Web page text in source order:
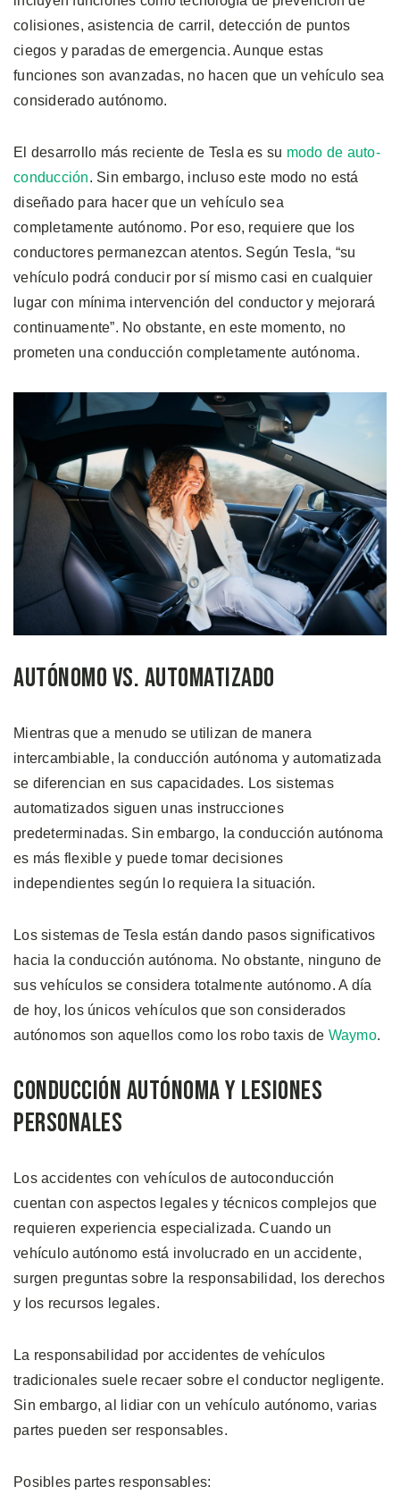
colisiones, asistencia de carril, detección de puntos
ciegos y paradas de emergencia. Aunque estas
funciones son avanzadas, no hacen que un vehículo sea
considerado autónomo.
El desarrollo más reciente de Tesla es su modo de auto-
conducción. Sin embargo, incluso este modo no está
diseñado para hacer que un vehículo sea
completamente autónomo. Por eso, requiere que los
conductores permanezcan atentos. Según Tesla, “su
vehículo podrá conducir por sí mismo casi en cualquier
lugar con mínima intervención del conductor y mejorará
continuamente”. No obstante, en este momento, no
prometen una conducción completamente autónoma.
Autónomo vs. Automatizado
Mientras que a menudo se utilizan de manera
intercambiable, la conducción autónoma y automatizada
se diferencian en sus capacidades. Los sistemas
automatizados siguen unas instrucciones
predeterminadas. Sin embargo, la conducción autónoma
es más flexible y puede tomar decisiones
independientes según lo requiera la situación.
Los sistemas de Tesla están dando pasos significativos
hacia la conducción autónoma. No obstante, ninguno de
sus vehículos se considera totalmente autónomo. A día
de hoy, los únicos vehículos que son considerados
autónomos son aquellos como los robo taxis de Waymo.
Conducción Autónoma y Lesiones
Personales
Los accidentes con vehículos de autoconducción
cuentan con aspectos legales y técnicos complejos que
requieren experiencia especializada. Cuando un
vehículo autónomo está involucrado en un accidente,
surgen preguntas sobre la responsabilidad, los derechos
y los recursos legales.
La responsabilidad por accidentes de vehículos
tradicionales suele recaer sobre el conductor negligente.
Sin embargo, al lidiar con un vehículo autónomo, varias
partes pueden ser responsables.
Posibles partes responsables: